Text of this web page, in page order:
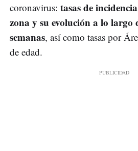
coronavirus: tasas de
zona y su evolución a lo largo
semanas, así como tasas por
de edad.